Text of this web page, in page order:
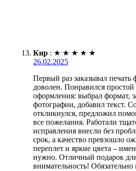
Кир : ★ ★ ★ ★ ★
26.02.2025
Первый раз заказывал печать
доволен. Понравился простой
оформления: выбрал формат,
фотографии, добавил текст.
откликнулся, предложил
все пожелания. Работали
исправления внесли без
срок, а качество превзошло
переплет и яркие цвета –
нужно. Отличный подарок
внимательность! Обязательно